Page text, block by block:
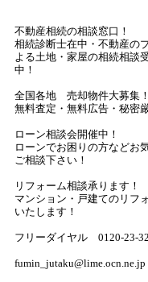
不動産相続の相談窓口！
相続診断士在中・不動産の
よる土地・家屋の相続相談
中！
全国各地 売却物件大募集！
無料査定・無料広告・秘密
ローン相談会開催中！
ローンでお困りの方などお
ご相談下さい！
リフォーム相談承ります！
マンション・戸建てのリフ
いたします！
フリーダイヤル 0120-23-
fumin_jutaku@lime.ocn.ne.jp